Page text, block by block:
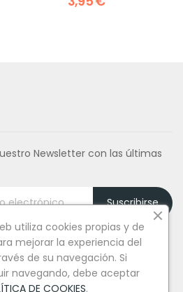
Newsletter con las últimas
Suscribirse
utiliza cookies propias y de
mejorar la experiencia del
de su navegación. Si
navegando, debe aceptar
DE COOKIES.